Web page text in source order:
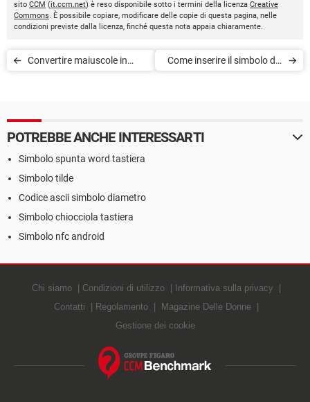
sito CCM (it.ccm.net) è reso disponibile sotto i termini della licenza Creative
Commons. È possibile copiare, modificare delle copie di questa pagina, nelle
condizioni previste dalla licenza, finché questa nota appaia chiaramente.
Convertire maiuscole in
Come inserire il simbolo del
POTREBBE ANCHE INTERESSARTI
Simbolo spunta word tastiera
Simbolo tilde
Codice ascii simbolo diametro
Simbolo chiocciola tastiera
Simbolo nfc android
Chi siamo Condizioni di utilizzo
Informativa sulla privacy
Contatti
Regolamento
Magazine Delle Donne
Gestione dei cookie